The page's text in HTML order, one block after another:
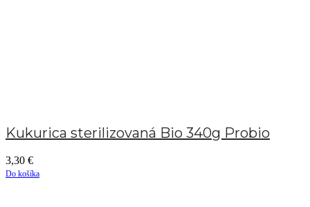
Kukurica sterilizovaná Bio 340g Probio
3,30 €
Do košíka